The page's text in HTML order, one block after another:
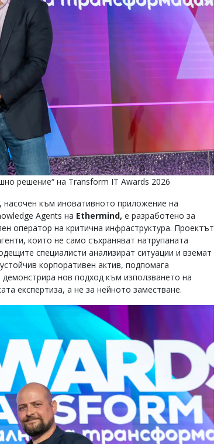
решение“ на Transform IT Awards 2026
към иновативното приложение на
Agents на Ethermind, е разработено за
оператор на критична инфраструктура. Проектът
които не само съхраняват натрупаната
специалисти анализират ситуации и вземат
корпоративен актив, подпомага
нов подход към използването на
експертиза, а не за нейното заместване.